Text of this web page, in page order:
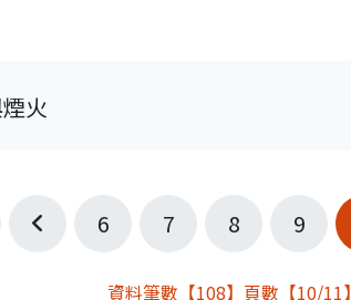
火
頁上一頁6 7 8 9
資料筆數【108】頁數【10/11】